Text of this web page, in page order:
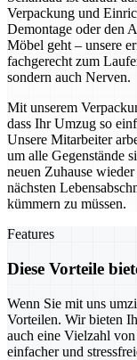
Verpackung und
Demontage oder den
Möbel geht – unsere
fachgerecht zum
sondern auch Nerven.
Mit unserem
dass Ihr Umzug so
Unsere Mitarbeiter
um alle Gegenstände
neuen Zuhause
nächsten
kümmern zu müssen.
Features
Diese Vorteile
Wenn Sie mit uns
Vorteilen. Wir bieten
auch eine Vielzahl
einfacher und